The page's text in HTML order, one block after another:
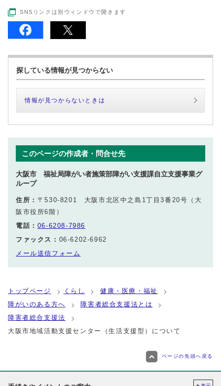
SNSリンクは別ウィンドウで開きます
探している情報が見つからない
情報が見つからないときは
このページの作成者・問合せ先
大阪市 福祉局障がい者施策部障がい支援課自立支援事業グ
ループ
住所： 〒530-8201 大阪市北区中之島1丁目3番20号（大
阪市役所6階）
電話： 06-6208-7986
ファックス： 06-6202-6962
メール送信フォーム
トップページ くらし
健康・医療・福祉
障がいのある方へ
障害者総合支援法とは
障害者総合支援法
大阪市地域活動支援センター（生活支援型）について
ページの先頭へ戻る